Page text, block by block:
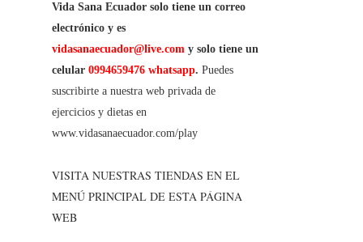
Vida Sana Ecuador solo tiene un correo
electrónico y es
vidasanaecuador@live.com y solo tiene un
celular 0994659476 whatsapp. Puedes
suscribirte a nuestra web privada de
ejercicios y dietas en
www.vidasanaecuador.com/play
VISITA NUESTRAS TIENDAS EN EL
MENÚ PRINCIPAL DE ESTA PÁGINA
WEB